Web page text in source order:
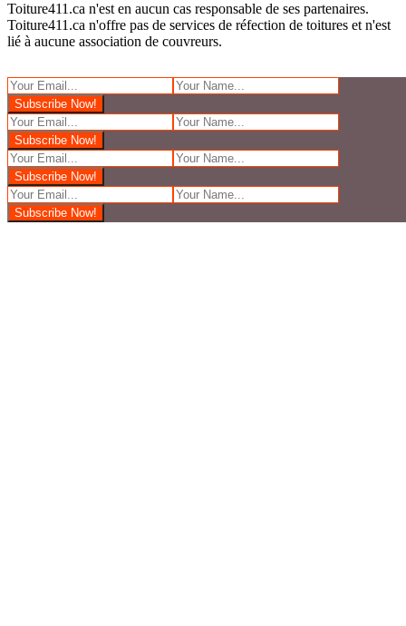
Toiture411.ca n'est en aucun cas responsable de ses partenaires.
Toiture411.ca n'offre pas de services de réfection de toitures et n'est
lié à aucune association de couvreurs.